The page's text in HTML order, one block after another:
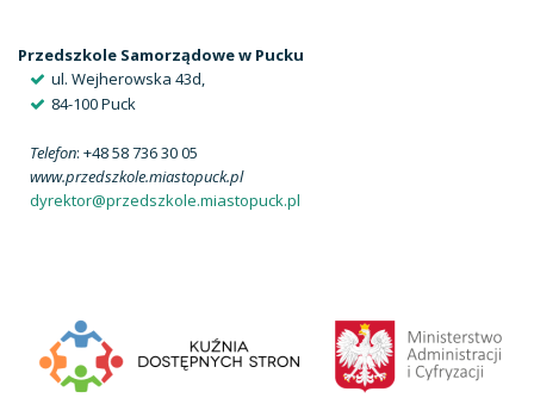
Przedszkole Samorządowe w Pucku
ul. Wejherowska 43d,
84-100 Puck
Telefon: +48 58 736 30 05
www.przedszkole.miastopuck.pl
dyrektor@przedszkole.miastopuck.pl